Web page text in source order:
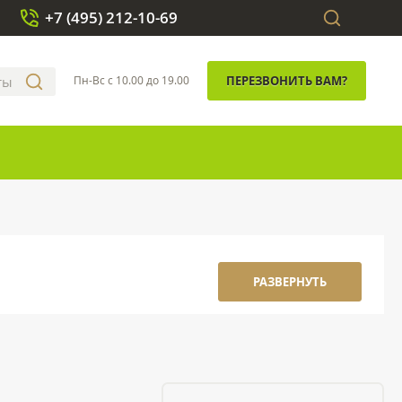
+7 (495) 212-10-69
Пн-Вс с 10.00 до 19.00 ПЕРЕЗВОНИТЬ ВАМ?
РАЗВЕРНУТЬ